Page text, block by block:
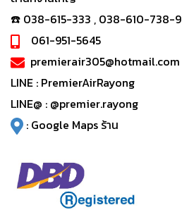
☎️ 038-615-333 , 038-610-738-9
061-951-5645
premierair305@hotmail.com
LINE : PremierAirRayong
LINE@ : @premier.rayong
: Google Maps ร้าน